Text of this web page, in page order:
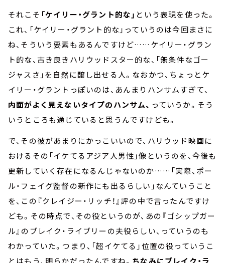
それこそ 「ケイリー・グラント的な」 という表現を使った。
これ、「ケイリー・グラント的な」っていうのは今回まさに
ね、そういう要素もあるんですけど……ケイリー・グラン
ト的な、古き良きハリウッドスター的な、「無条件なゴー
ジャスさ」を自然に醸し出せる人。なおかつ、ちょっとケ
イリー・グラントっぽいのは、あんまりハンサムすぎて、
内面がよく見えないタイプのハンサム、 っていうか。そう
いうところも通じていると思うんですけども。
で、その彼があまりにかっこいいので、ハリウッド映画に
おけるその「イケてるアジア人男性」像というのを、今後も
更新していく存在になるんじゃないのか……「実際、ポー
ル・フェイグ監督の新作にも出るらしい」なんていうこと
を、この『クレイジー・リッチ！』評の中で言ったんですけ
ども。その時点で、その役というのが、あの『ゴシップガー
ル』のブレイク・ライブリーの夫役らしい、っていうのも
わかっていた。つまり、「超イケてる」位置の役っていうこ
とはもう、明らかだったんですね。 ちなみにブレイク・ラ